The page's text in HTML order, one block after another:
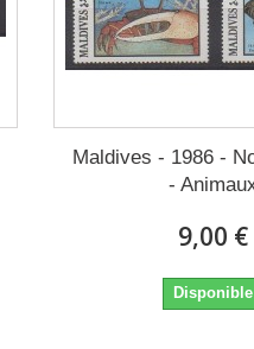
Maldives - 1986 -
-
9,00 €
Disponible